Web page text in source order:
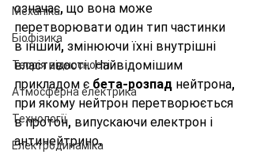
Механіка
Біофізика
Теорія відносності
Атмосферна електрика
Технології
Електродинаміка
означає, що вона може
перетворювати один тип частинки
в інший, змінюючи їхні внутрішні
властивості. Найвідомішим
прикладом є бета-розпад нейтрона,
при якому нейтрон перетворюється
в протон, випускаючи електрон і
антинейтрино.